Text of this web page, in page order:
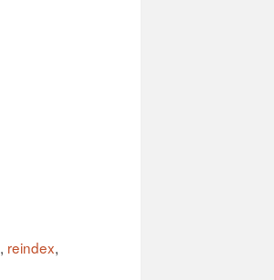
, reindex,